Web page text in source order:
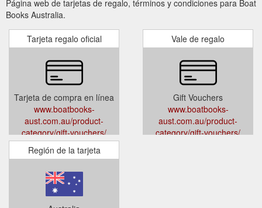
Página web de tarjetas de regalo, términos y condiciones para Boat
Books Australia.
Tarjeta regalo oficial
Tarjeta de compra en línea
www.boatbooks-
aust.com.au/product-
category/gift-vouchers/
Vale de regalo
Gift Vouchers
www.boatbooks-
aust.com.au/product-
category/gift-vouchers/
Región de la tarjeta